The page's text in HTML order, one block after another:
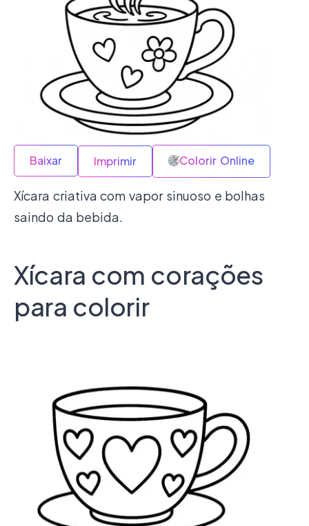
Baixar Imprimir Colorir Online
Xícara criativa com vapor sinuoso e bolhas
saindo da bebida.
Xícara com corações
para colorir